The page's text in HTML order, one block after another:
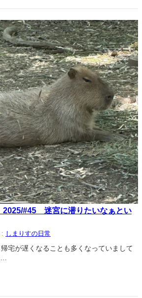
2025/#45 迷宮に潜りたいなぁとい
: しまりすの日常
宅が遅くなることも多くなっていまして